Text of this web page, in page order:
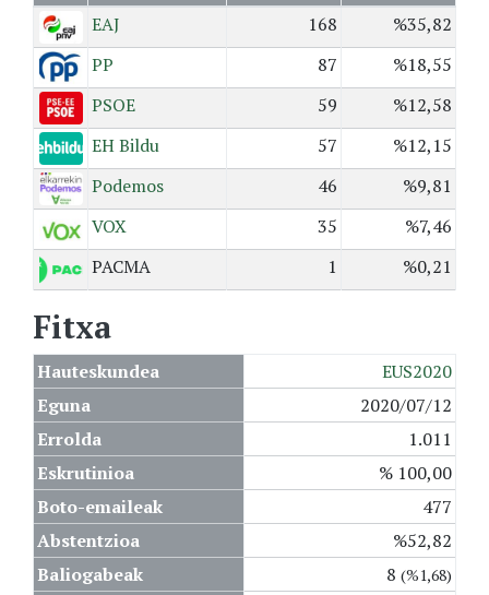
EAJ
168
%35,82
PP
87
%18,55
PSOE
59
%12,58
EH Bildu
57
%12,15
Podemos
46
%9,81
VOX
35
%7,46
PACMA
1 %0,21
Fitxa
Hauteskundea
EUS2020
Eguna
2020/07/12
Errolda
1.011
Eskrutinioa
% 100,00
Boto-emaileak
477
Abstentzioa
%52,82
Baliogabeak
8 (%1,68)